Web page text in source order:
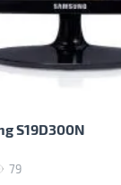
S19D300N
79